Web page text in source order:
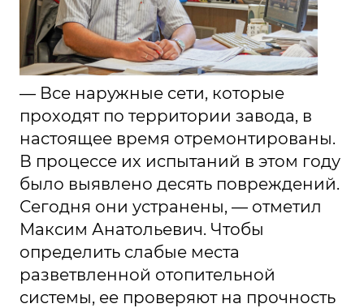
— Все наружные сети, которые
проходят по территории завода, в
настоящее время отремонтированы.
В процессе их испытаний в этом году
было выявлено десять повреждений.
Сегодня они устранены, — отметил
Максим Анатольевич. Чтобы
определить слабые места
разветвленной отопительной
системы, ее проверяют на прочность